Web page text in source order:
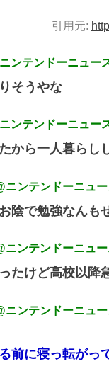
引用元:
ンテンドーニュー
そうやな
ンテンドーニュー
から一人暮らし
ニンテンドーニュ
陰で勉強なんも
ニンテンドーニュ
たけど高校以降
ニンテンドーニュ
前に寝っ転がっ